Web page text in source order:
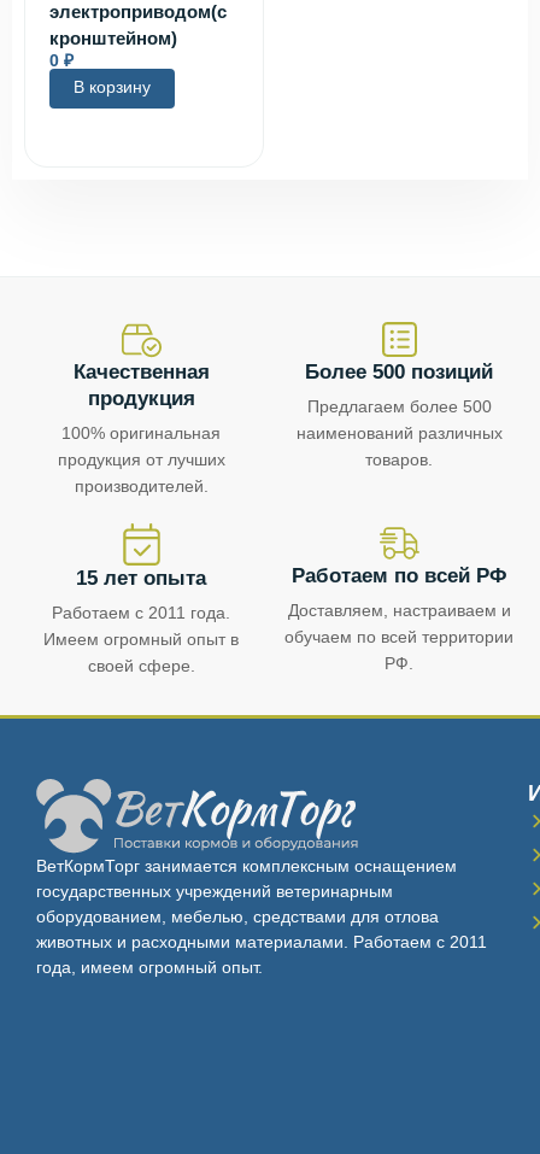
электроприводом(с
кронштейном)
0 ₽
В корзину
Качественная
продукция
100% оригинальная
продукция от лучших
производителей.
Более 500 позиций
Предлагаем более 500
наименований различных
товаров.
15 лет опыта
Работаем с 2011 года.
Имеем огромный опыт в
своей сфере.
Работаем по всей РФ
Доставляем, настраиваем и
обучаем по всей территории
РФ.
ВетКормТорг занимается комплексным оснащением
государственных учреждений ветеринарным
оборудованием, мебелью, средствами для отлова
животных и расходными материалами. Работаем с 2011
года, имеем огромный опыт.